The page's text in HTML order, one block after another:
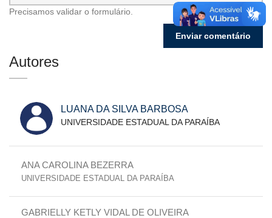
Precisamos validar o formulário.
Autores
LUANA DA SILVA BARBOSA
UNIVERSIDADE ESTADUAL DA PARAÍBA
ANA CAROLINA BEZERRA
UNIVERSIDADE ESTADUAL DA PARAÍBA
GABRIELLY KETLY VIDAL DE OLIVEIRA